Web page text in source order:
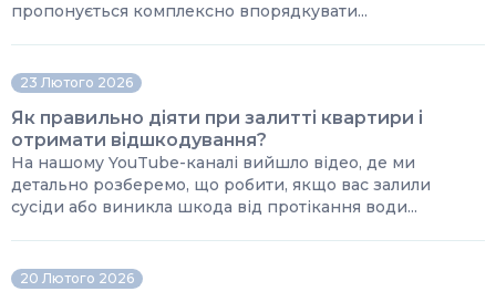
пропонується комплексно впорядкувати...
23 Лютого 2026
Як правильно діяти при залитті квартири і
отримати відшкодування?
На нашому YouTube-каналі вийшло відео, де ми
детально розберемо, що робити, якщо вас залили
сусіди або виникла шкода від протікання води...
20 Лютого 2026